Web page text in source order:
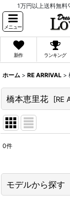
1万円以上送料無
メニュー
新作 ランキング
ホーム > RE ARRIVAL >
橋本恵里花 [RE
並び順
0件
モデルから探す